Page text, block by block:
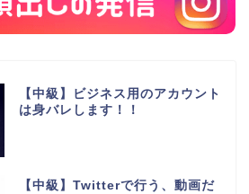
【中級】ビジネス用のアカウント
は身バレします！！
【中級】Twitterで行う、動画だ